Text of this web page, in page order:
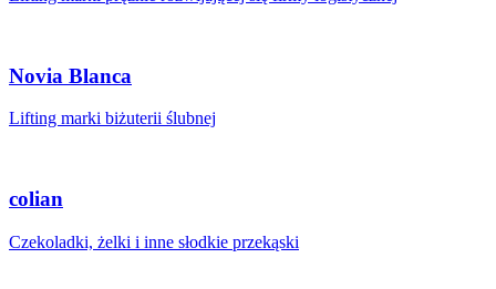
Novia Blanca
Lifting marki biżuterii ślubnej
colian
Czekoladki, żelki i inne słodkie przekąski